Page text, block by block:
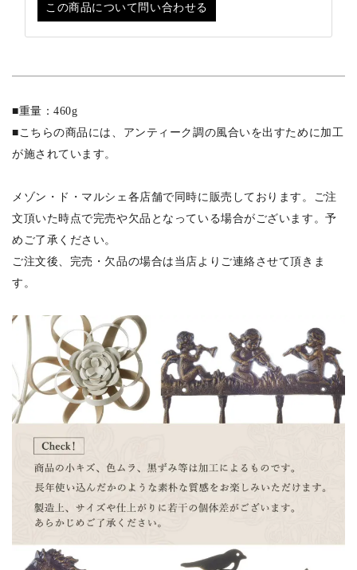
この商品について問い合わせる
■重量：460g
■こちらの商品には、アンティーク調の風合いを出すために加工
が施されています。
メゾン・ド・マルシェ各店舗で同時に販売しております。ご注
文頂いた時点で完売や欠品となっている場合がございます。予
めご了承ください。
ご注文後、完売・欠品の場合は当店よりご連絡させて頂きま
す。